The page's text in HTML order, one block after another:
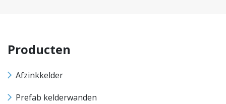
Producten
Afzinkkelder
Prefab kelderwanden